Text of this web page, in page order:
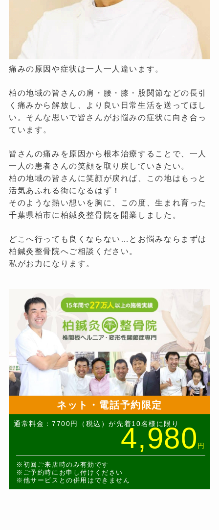
痛みの原因や症状は一人一人違います。
柏の地域の皆さんの肩・腰・膝・股関節などの長引
く痛みから解放し、より良い日常生活を送ってほし
い。そんな思いで皆さんがお悩みの症状に向き合っ
ています。
皆さんの痛みを原因から根本治療することで、一人
一人の患者さんの笑顔を取り戻していきたい。
柏の地域の皆さんに笑顔が戻れば、この地はもっと
活気あふれる街になるはず！
そのような熱い想いを胸に、この度、生まれ育った
千葉県柏市に柏鍼灸整骨院を開業しました。
どこへ行っても良くならない…とお悩みならまずは
柏鍼灸整骨院へご相談ください。
私がお力になります。
ネット・電話予約限定
通常料金：7700円（税込）が先着10名様に限り
4,980 円
※初回ご来店時のみ有効です
※ご予約時にお申し付けください
※他サービスとの併用はできません